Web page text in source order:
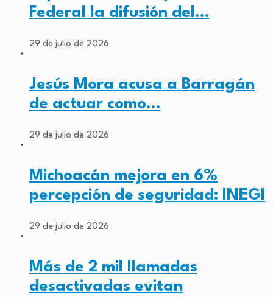
Federal la difusión del…
29 de julio de 2026
Jesús Mora acusa a Barragán
de actuar como…
29 de julio de 2026
Michoacán mejora en 6%
percepción de seguridad: INEGI
29 de julio de 2026
Más de 2 mil llamadas
desactivadas evitan